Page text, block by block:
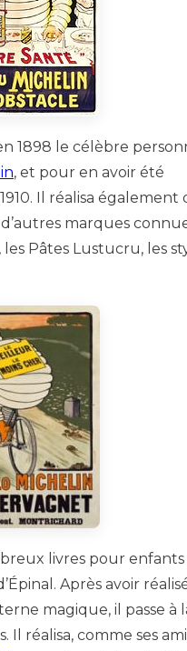
1898 le célèbre
, et pour en avoir été
Il réalisa également
marques
Pâtes Lustucru, les
livres pour enfants
Après avoir
magique, il passe à
Il réalisa, comme ses